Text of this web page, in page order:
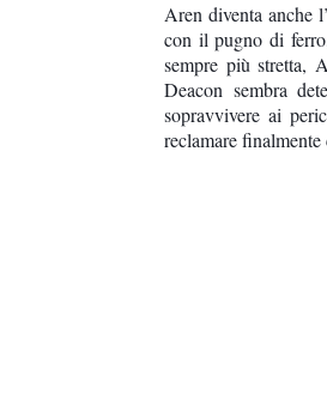
Aren diventa anche
con il pugno di
sempre più stretta,
Deacon sembra
sopravvivere ai
reclamare